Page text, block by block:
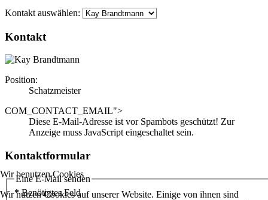
Kontakt auswählen:
Kontakt
Position:
Schatzmeister
COM_CONTACT_EMAIL">
Diese E-Mail-Adresse ist vor Spambots geschützt! Zur
Anzeige muss JavaScript eingeschaltet sein.
Kontaktformular
Eine E-Mail senden
*Benötigtes Feld
Wir benutzen Cookies
Wir nutzen Cookies auf unserer Website. Einige von ihnen sind